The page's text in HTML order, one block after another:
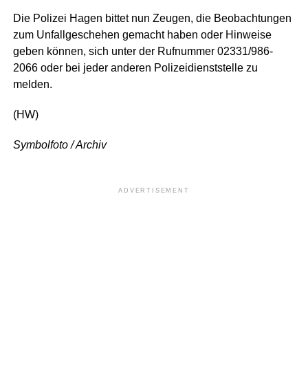
Die Polizei Hagen bittet nun Zeugen, die Beobachtungen
zum Unfallgeschehen gemacht haben oder Hinweise
geben können, sich unter der Rufnummer 02331/986-
2066 oder bei jeder anderen Polizeidienststelle zu
melden.
(HW)
Symbolfoto / Archiv
ADVERTISEMENT